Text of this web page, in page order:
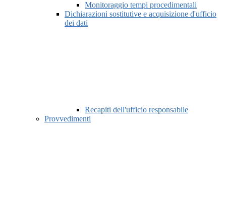
Monitoraggio tempi procedimentali
Dichiarazioni sostitutive e acquisizione d'ufficio
dei dati
Recapiti dell'ufficio responsabile
Provvedimenti